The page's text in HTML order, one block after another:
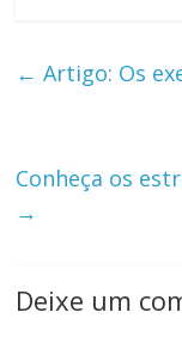
← Artigo: Os
Conheça os
→
Deixe um